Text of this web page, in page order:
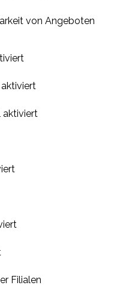
von Angeboten
aktiviert
aktiviert
Filialen